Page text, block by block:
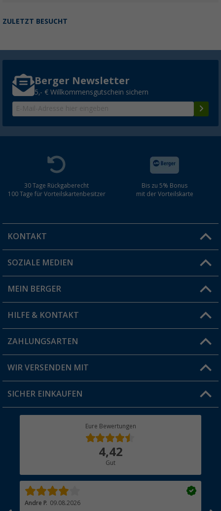
ZULETZT BESUCHT
Berger Newsletter
5,- € Willkommensgutschein sichern
30 Tage Rückgaberecht
100 Tage für Vorteilskartenbesitzer
Bis zu 5% Bonus
mit der Vorteilskarte
KONTAKT
Du hast eine Frage?
Filiale finden
SOZIALE MEDIEN
MEIN BERGER
Vorteilskarte
Blog
Jobs & Karriere
HILFE & KONTAKT
FAQ & Kontakt
Versandinformationen
Rücksendung
ZAHLUNGSARTEN
WIR VERSENDEN MIT
SICHER EINKAUFEN
Eure Bewertungen
4,42
Gut
Andre P. 09.08.2026